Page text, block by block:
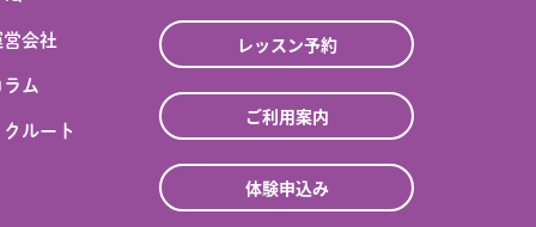
営会社
ム
クルート
レッスン予約
ご利用案内
体験申込み